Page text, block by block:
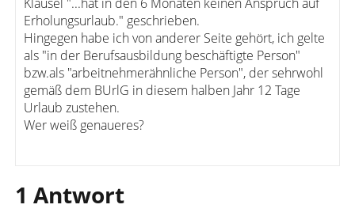
Erholungsurlaub." geschrieben.
Hingegen habe ich von anderer Seite gehört, ich gelte
als "in der Berufsausbildung beschäftigte Person"
bzw.als "arbeitnehmerähnliche Person", der sehrwohl
gemäß dem BUrlG in diesem halben Jahr 12 Tage
Urlaub zustehen.
Wer weiß genaueres?
1 Antwort